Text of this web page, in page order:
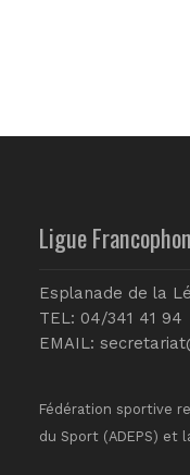
Ligue
Esplanade de la
TEL: 04/341 41 94
EMAIL:
Fédération sportive
du Sport (ADEPS) et